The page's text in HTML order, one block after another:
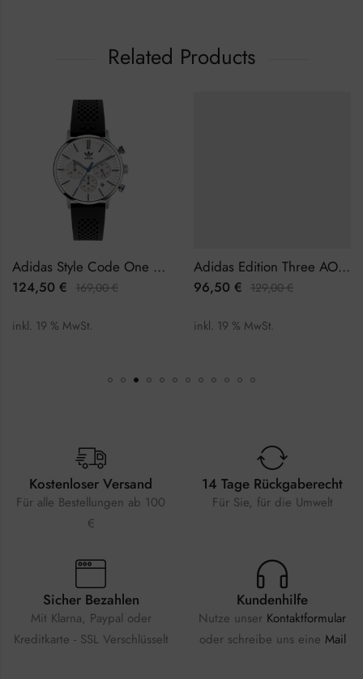
Related Products
Adidas Style Code One Chrono AOSY22014 Herrenuhr Chronograph
124,50 € 169,00€
inkl. 19 % MwSt.
Adidas Edition Three AOFH22570 Damenuhr
96,50 € 129,00€
inkl. 19 % MwSt.
Kostenloser Versand
Für alle Bestellungen ab 100
€
14 Tage Rückgaberecht
Für Sie, für die Umwelt
Sicher Bezahlen
Mit Klarna, Paypal oder
Kreditkarte - SSL Verschlüsselt
Kundenhilfe
Nutze unser Kontaktformular
oder schreibe uns eine Mail